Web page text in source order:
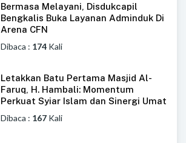
Bermasa Melayani, Disdukcapil
Bengkalis Buka Layanan Adminduk Di
Arena CFN
Dibaca : 174 Kali
Letakkan Batu Pertama Masjid Al-
Faruq, H. Hambali: Momentum
Perkuat Syiar Islam dan Sinergi Umat
Dibaca : 167 Kali